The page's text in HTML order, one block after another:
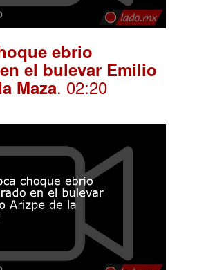
ebrio
el bulevar Emilio
Maza. 02:20